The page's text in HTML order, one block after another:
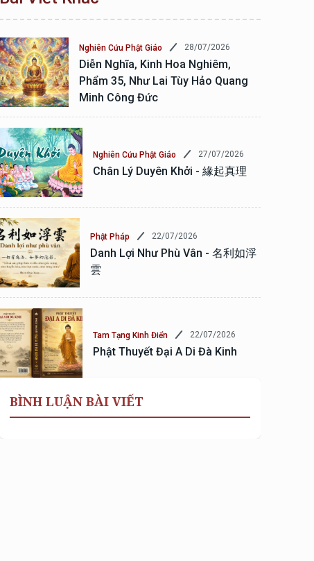
Nghiên Cứu Phật Giáo 28/07/2026
Diễn Nghĩa, Kinh Hoa Nghiêm,
Phẩm 35, Như Lai Tùy Hảo Quang
Minh Công Đức
Nghiên Cứu Phật Giáo 27/07/2026
Chân Lý Duyên Khởi - 緣起真理
Phật Pháp 22/07/2026
Danh Lợi Như Phù Vân - 名利如浮
雲
Tam Tạng Kinh Điển 22/07/2026
Phật Thuyết Đại A Di Đà Kinh
BÌNH LUẬN BÀI VIẾT